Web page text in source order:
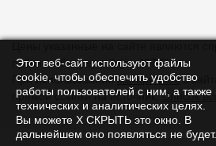
публичной офертой (ст. 437 ГК).
При использованииматериаловс
прямой ссылки на источник.Список
Этот веб-сайт используют файлы
cookie, чтобы обеспечить удобство
работы пользователей с ним, а также
технических и аналитических целях.
Вы можете Х СКРЫТЬ это окно. В
дальнейшем оно появляться не будет.